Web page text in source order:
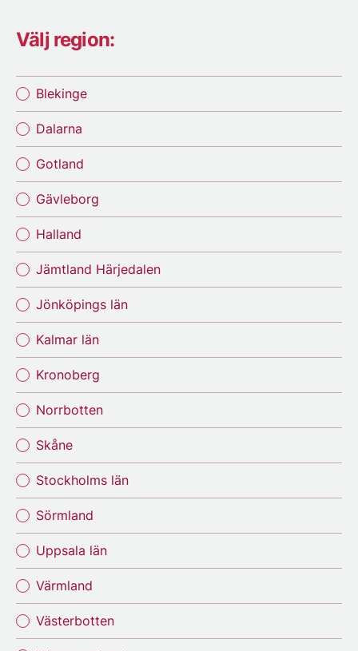
Välj region:
Blekinge
Dalarna
Gotland
Gävleborg
Halland
Jämtland Härjedalen
Jönköpings län
Kalmar län
Kronoberg
Norrbotten
Skåne
Stockholms län
Sörmland
Uppsala län
Värmland
Västerbotten